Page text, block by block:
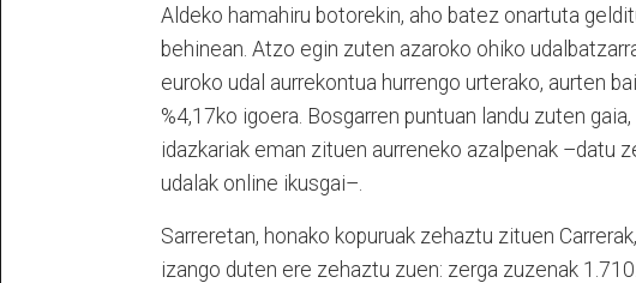
Aldeko hamahiru botorekin, aho batez onartuta
behinean. Atzo egin zuten azaroko ohiko
euroko udal aurrekontua hurrengo urterako, aurten
%4,17ko igoera. Bosgarren puntuan landu zuten
idazkariak eman zituen aurreneko azalpenak –datu
udalak online ikusgai–.
Sarreretan, honako kopuruak zehaztu zituen
izango duten ere zehaztu zuen: zerga zuzenak